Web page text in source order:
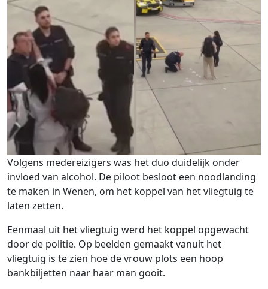
Volgens medereizigers was het duo duidelijk onder
invloed van alcohol. De piloot besloot een noodlanding
te maken in Wenen, om het koppel van het vliegtuig te
laten zetten.
Eenmaal uit het vliegtuig werd het koppel opgewacht
door de politie. Op beelden gemaakt vanuit het
vliegtuig is te zien hoe de vrouw plots een hoop
bankbiljetten naar haar man gooit.